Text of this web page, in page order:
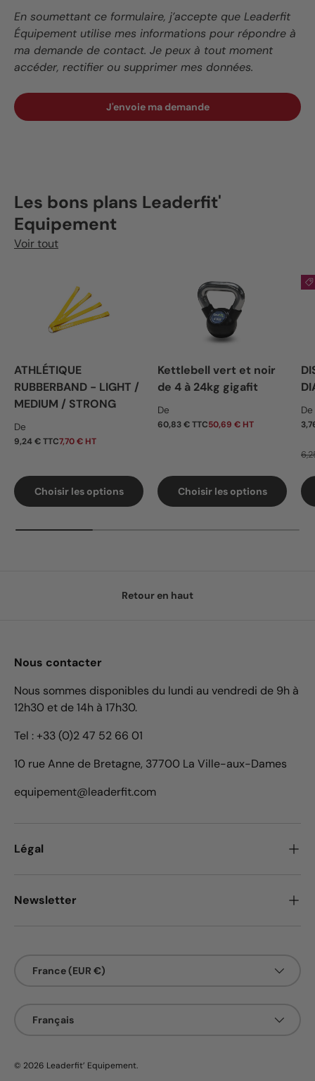
En soumettant ce formulaire, j’accepte que Leaderfit
Équipement utilise mes informations pour répondre à
ma demande de contact. Je peux à tout moment
accéder, rectifier ou supprimer mes données.
J'envoie ma demande
Les bons plans Leaderfit'
Equipement
Voir tout
ATHLÉTIQUE
RUBBERBAND - LIGHT /
MEDIUM / STRONG
Prix habituel
De
9,24 € TTC7,70 € HT
Choisir les options
Kettlebell vert et noir
de 4 à 24kg gigafit
Prix habituel
De
60,83 € TTC50,69 € HT
Choisir les options
De
Retour en haut
Nous contacter
Nous sommes disponibles du lundi au vendredi de 9h à
12h30 et de 14h à 17h30.
Tel : +33 (0)2 47 52 66 01
10 rue Anne de Bretagne, 37700 La Ville-aux-Dames
equipement@leaderfit.com
Légal
Newsletter
France (EUR €)
Français
© 2026 Leaderfit’ Equipement.